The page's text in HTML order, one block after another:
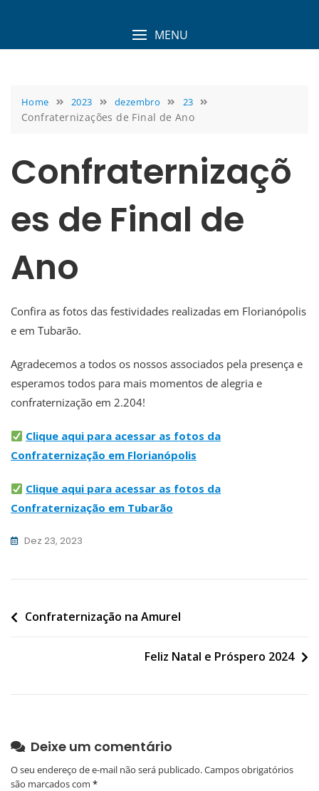
MENU
Home 2023 dezembro 23
Confraternizações de Final de Ano
Confraternizaçõ
es de Final de
Ano
Confira as fotos das festividades realizadas em Florianópolis
e em Tubarão.
Agradecemos a todos os nossos associados pela presença e
esperamos todos para mais momentos de alegria e
confraternização em 2.204!
Clique aqui para acessar as fotos da
Confraternização em Florianópolis
Clique aqui para acessar as fotos da
Confraternização em Tubarão
Dez 23, 2023
Navegação
Confraternização na Amurel
Feliz Natal e Próspero 2024
Deixe um comentário
O seu endereço de e-mail não será publicado.Campos obrigatórios
são marcados com *